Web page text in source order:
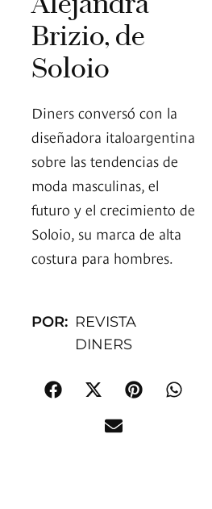
Brizio, de
Soloio
Diners conversó con la
diseñadora italoargentina
sobre las tendencias de
moda masculinas, el
futuro y el crecimiento de
Soloio, su marca de alta
costura para hombres.
POR: REVISTA
DINERS